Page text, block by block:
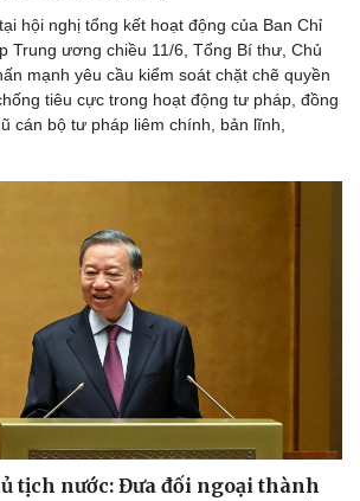
hội nghị tổng kết hoạt động của Ban Chỉ
Trung ương chiều 11/6, Tổng Bí thư, Chủ
mạnh yêu cầu kiểm soát chặt chẽ quyền
tiêu cực trong hoạt động tư pháp, đồng
cán bộ tư pháp liêm chính, bản lĩnh,
tịch nước: Đưa đối ngoại thành